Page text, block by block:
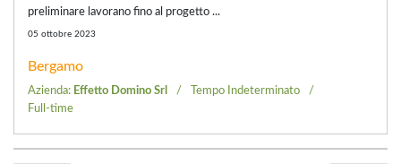
preliminare lavorano fino al progetto ...
05 ottobre 2023
Bergamo
Azienda: Effetto Domino Srl
Tempo Indeterminato
Full-time